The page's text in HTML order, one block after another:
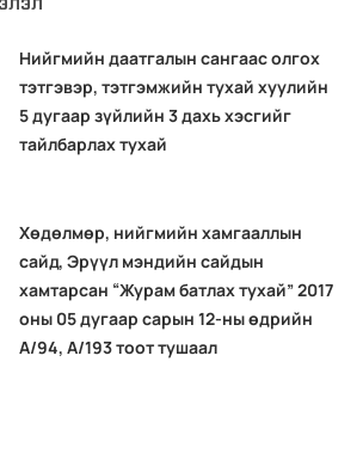
Нийгмийн даатгалын сангаас олгох
тэтгэвэр, тэтгэмжийн тухай хуулийн
5 дугаар зүйлийн 3 дахь хэсгийг
тайлбарлах тухай
Хөдөлмөр, нийгмийн хамгааллын
сайд, Эрүүл мэндийн сайдын
хамтарсан “Журам батлах тухай” 2017
оны 05 дугаар сарын 12-ны өдрийн
А/94, А/193 тоот тушаал